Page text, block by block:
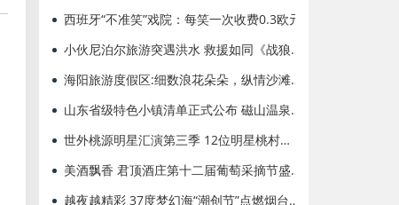
西班牙“不准笑”戏院：每笑一次收费0.3欧元
小伙尼泊尔旅游突遇洪水 救援如同《战狼2》
海阳旅游度假区:细数浪花朵朵，纵情沙滩运动
山东省级特色小镇清单正式公布 磁山温泉小镇上榜
世外桃源明星汇演第三季 12位明星桃村走红毯
美酒飘香 君顶酒庄第十二届葡萄采摘节盛大开幕
越夜越精彩 37度梦幻海“潮创节”点燃烟台仲夏夜